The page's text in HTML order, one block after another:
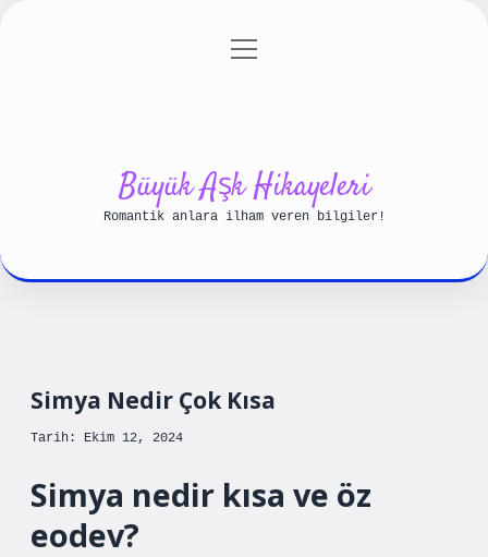
Gizlilik Politikası
menüyü
Büyük Aşk Hikayeleri
Romantik anlara ilham veren bilgiler!
Simya Nedir Çok Kısa
Tarih: Ekim 12, 2024
Simya nedir kısa ve öz
eodev?